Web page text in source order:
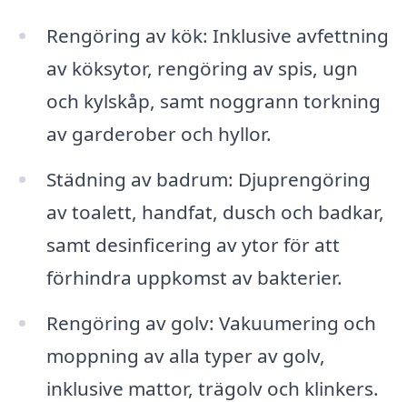
Rengöring av kök: Inklusive avfettning
av köksytor, rengöring av spis, ugn
och kylskåp, samt noggrann torkning
av garderober och hyllor.
Städning av badrum: Djuprengöring
av toalett, handfat, dusch och badkar,
samt desinficering av ytor för att
förhindra uppkomst av bakterier.
Rengöring av golv: Vakuumering och
moppning av alla typer av golv,
inklusive mattor, trägolv och klinkers.